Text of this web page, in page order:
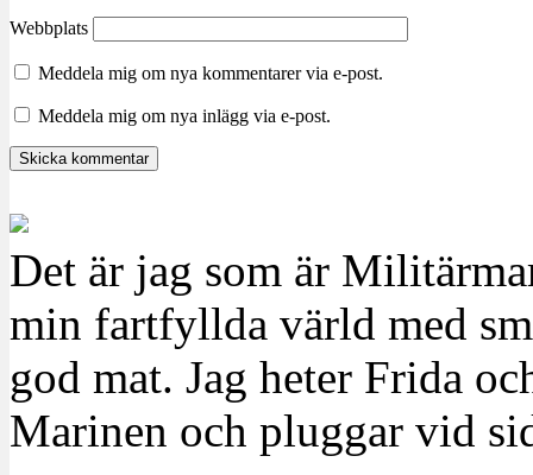
Webbplats
Meddela mig om nya kommentarer via e-post.
Meddela mig om nya inlägg via e-post.
Det är jag som är
min fartfyllda värld med
god mat. Jag heter Frida
Marinen och pluggar vid